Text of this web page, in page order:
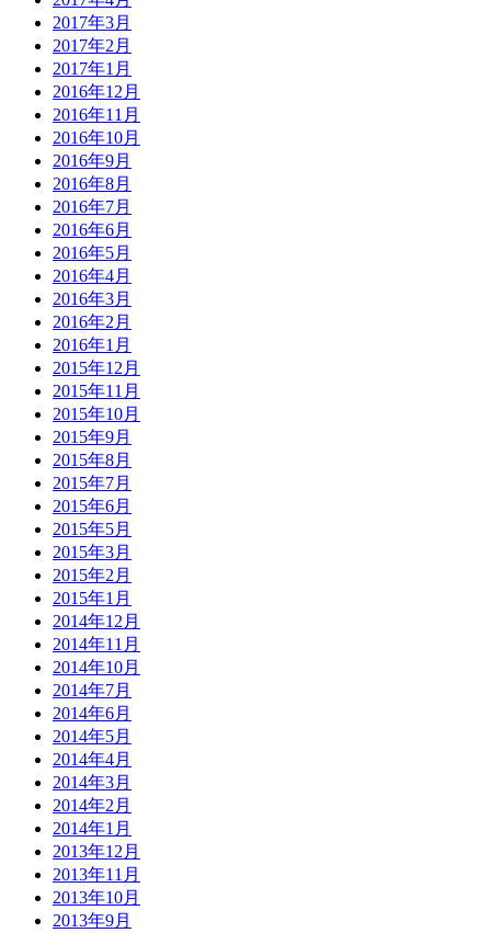
2017年3月
2017年2月
2017年1月
2016年12月
2016年11月
2016年10月
2016年9月
2016年8月
2016年7月
2016年6月
2016年5月
2016年4月
2016年3月
2016年2月
2016年1月
2015年12月
2015年11月
2015年10月
2015年9月
2015年8月
2015年7月
2015年6月
2015年5月
2015年3月
2015年2月
2015年1月
2014年12月
2014年11月
2014年10月
2014年7月
2014年6月
2014年5月
2014年4月
2014年3月
2014年2月
2014年1月
2013年12月
2013年11月
2013年10月
2013年9月